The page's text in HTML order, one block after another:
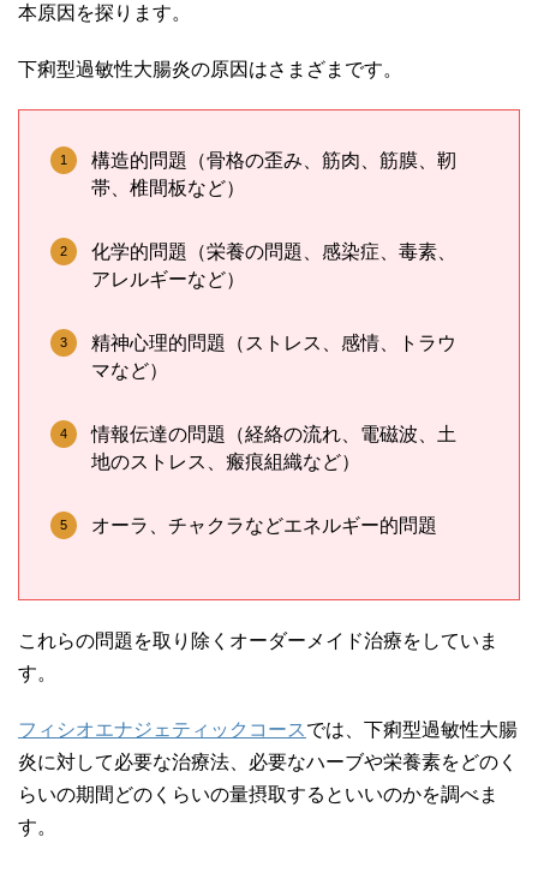
本原因を探ります。
下痢型過敏性大腸炎の原因はさまざまです。
構造的問題（骨格の歪み、筋肉、筋膜、靭
帯、椎間板など）
化学的問題（栄養の問題、感染症、毒素、
アレルギーなど）
精神心理的問題（ストレス、感情、トラウ
マなど）
情報伝達の問題（経絡の流れ、電磁波、土
地のストレス、瘢痕組織など）
オーラ、チャクラなどエネルギー的問題
これらの問題を取り除くオーダーメイド治療をしていま
す。
フィシオエナジェティックコース では、下痢型過敏性大腸
炎に対して必要な治療法、必要なハーブや栄養素をどのく
らいの期間どのくらいの量摂取するといいのかを調べま
す。